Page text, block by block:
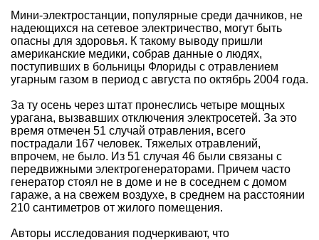
Мини-электростанции, популярные среди дачников, не
надеющихся на сетевое электричество, могут быть
опасны для здоровья. К такому выводу пришли
американские медики, собрав данные о людях,
поступивших в больницы Флориды с отравлением
угарным газом в период с августа по октябрь 2004 года.
За ту осень через штат пронеслись четыре мощных
урагана, вызвавших отключения электросетей. За это
время отмечен 51 случай отравления, всего
пострадали 167 человек. Тяжелых отравлений,
впрочем, не было. Из 51 случая 46 были связаны с
передвижными электрогенераторами. Причем часто
генератор стоял не в доме и не в соседнем с домом
гараже, а на свежем воздухе, в среднем на расстоянии
210 сантиметров от жилого помещения.
Авторы исследования подчеркивают, что